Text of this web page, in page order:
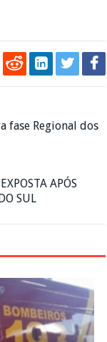
fase Regional dos
APÓS
SUL